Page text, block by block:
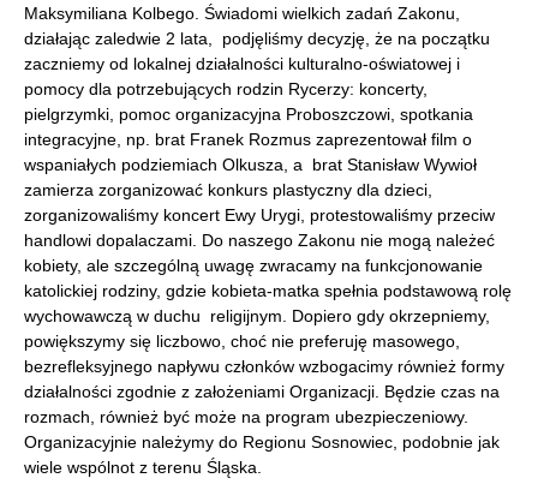
Maksymiliana Kolbego. Świadomi wielkich zadań Zakonu,
działając zaledwie 2 lata, podjęliśmy decyzję, że na początku
zaczniemy od lokalnej działalności kulturalno-oświatowej i
pomocy dla potrzebujących rodzin Rycerzy: koncerty,
pielgrzymki, pomoc organizacyjna Proboszczowi, spotkania
integracyjne, np. brat Franek Rozmus zaprezentował film o
wspaniałych podziemiach Olkusza, a brat Stanisław Wywioł
zamierza zorganizować konkurs plastyczny dla dzieci,
zorganizowaliśmy koncert Ewy Urygi, protestowaliśmy przeciw
handlowi dopalaczami. Do naszego Zakonu nie mogą należeć
kobiety, ale szczególną uwagę zwracamy na funkcjonowanie
katolickiej rodziny, gdzie kobieta-matka spełnia podstawową rolę
wychowawczą w duchu religijnym. Dopiero gdy okrzepniemy,
powiększymy się liczbowo, choć nie preferuję masowego,
bezrefleksyjnego napływu członków wzbogacimy również formy
działalności zgodnie z założeniami Organizacji. Będzie czas na
rozmach, również być może na program ubezpieczeniowy.
Organizacyjnie należymy do Regionu Sosnowiec, podobnie jak
wiele wspólnot z terenu Śląska.